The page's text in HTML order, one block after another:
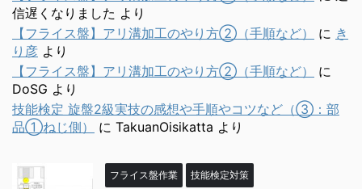
信遅くなりました より
【フライス盤】アリ溝加工のやり方②（手順など）
に き
り彦 より
【フライス盤】アリ溝加工のやり方②（手順など）
に
DoSG より
技能検定 旋盤2級実技の感想や手順やコツなど（③：部
品①ねじ側）
に TakuanOisikatta より
フライス盤作業 技能検定対策